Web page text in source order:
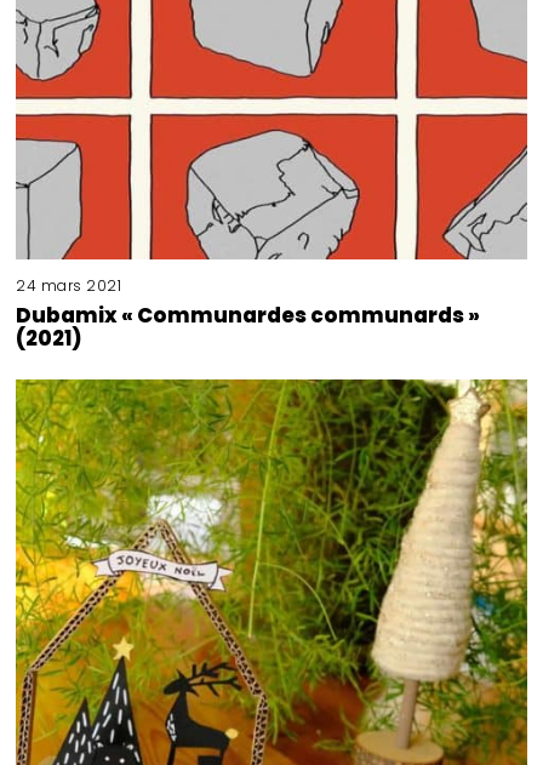
24 mars 2021
Dubamix « Communardes communards »
(2021)